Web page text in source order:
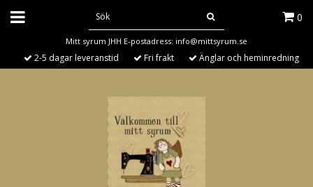
0
Mitt syrum JHH E-postadress: info@mittsyrum.se
2-5 dagar leveranstid Fri frakt Änglar och heminredning